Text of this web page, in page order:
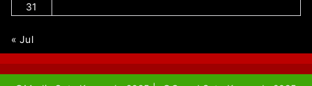
31
« Jul